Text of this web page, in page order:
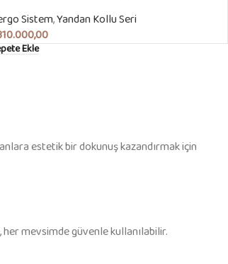
Sistem,Yandan Kollu Seri
Ekle
estetik bir dokunuş kazandırmak için
her mevsimde güvenle kullanılabilir.